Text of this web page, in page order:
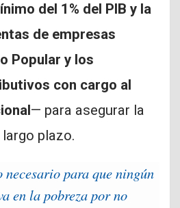
del 1% del PIB y la
de empresas
Popular y los
con cargo al
— para asegurar la
plazo.
necesario para que ningún
en la pobreza por no